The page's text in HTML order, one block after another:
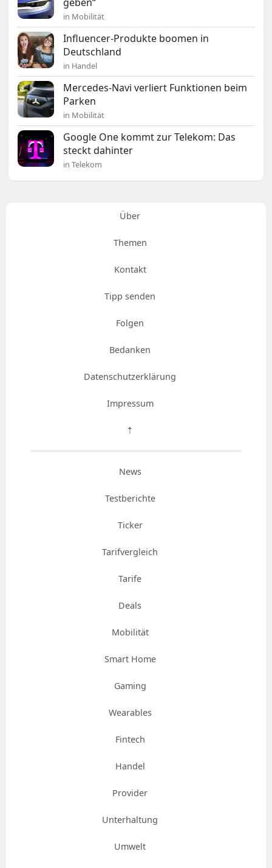
in Mobilität
Influencer-Produkte boomen in
Deutschland
in Handel
Mercedes-Navi verliert Funktionen beim
Parken
in Mobilität
Google One kommt zur Telekom: Das
steckt dahinter
in Telekom
Über
Themen
Kontakt
Tipp senden
Folgen
Bedanken
Datenschutzerklärung
Impressum
⇡
News
Testberichte
Ticker
Tarifvergleich
Tarife
Deals
Mobilität
Smart Home
Gaming
Wearables
Fintech
Handel
Provider
Unterhaltung
Umwelt